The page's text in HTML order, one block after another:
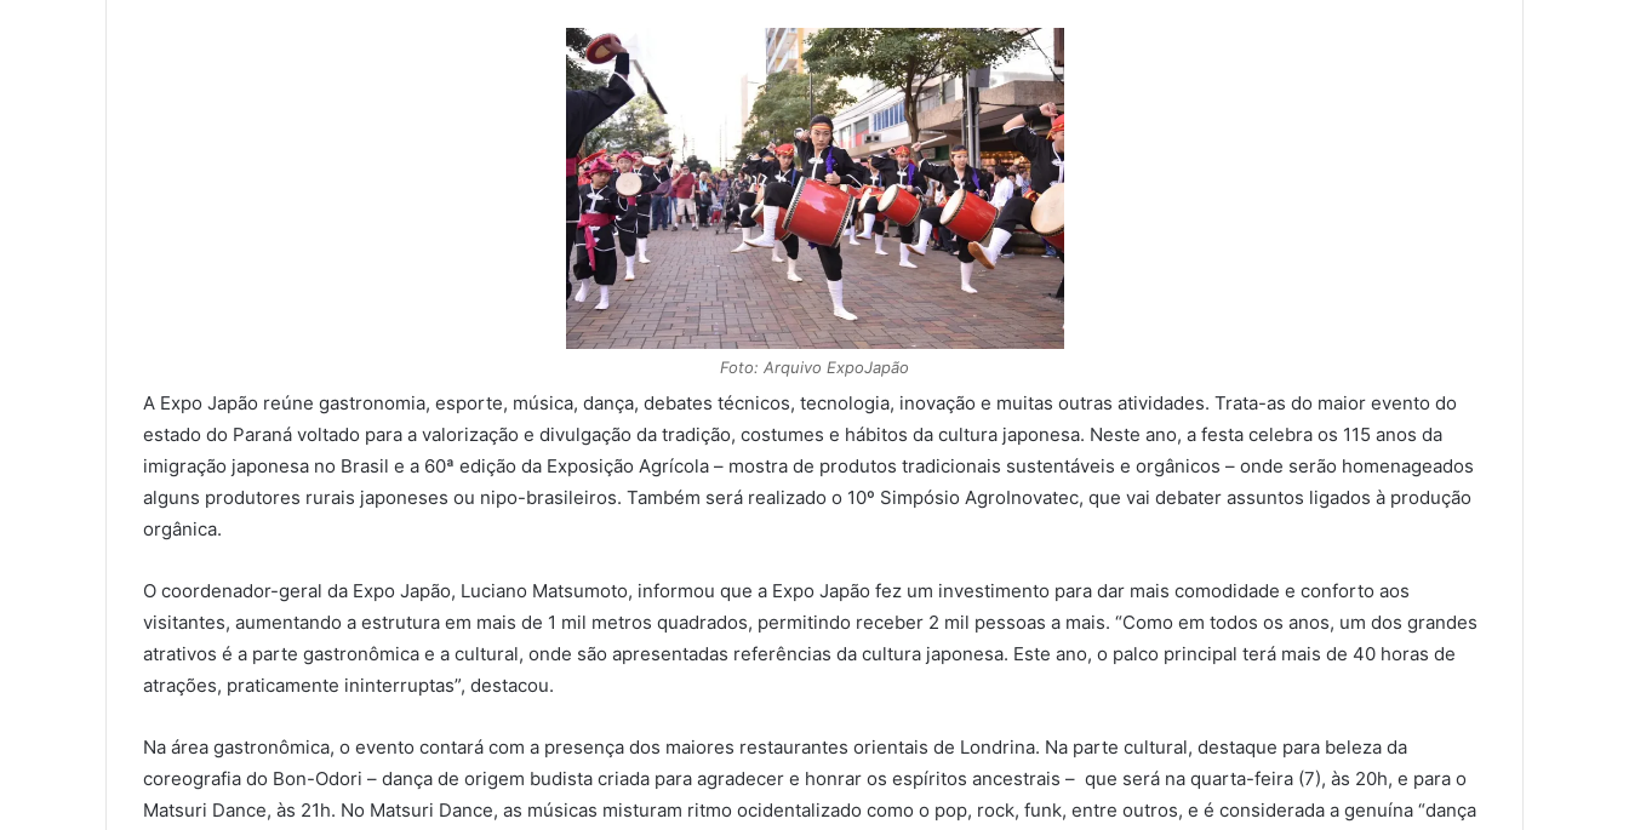
Foto: Arquivo ExpoJapão
A Expo Japão reúne gastronomia, esporte, música, dança, debates técnicos, tecnologia, inovação e muitas outras atividades. Trata-as do maior evento do
estado do Paraná voltado para a valorização e divulgação da tradição, costumes e hábitos da cultura japonesa. Neste ano, a festa celebra os 115 anos da
imigração japonesa no Brasil e a 60ª edição da Exposição Agrícola – mostra de produtos tradicionais sustentáveis e orgânicos – onde serão homenageados
alguns produtores rurais japoneses ou nipo-brasileiros. Também será realizado o 10º Simpósio AgroInovatec, que vai debater assuntos ligados à produção
orgânica.
O coordenador-geral da Expo Japão, Luciano Matsumoto, informou que a Expo Japão fez um investimento para dar mais comodidade e conforto aos
visitantes, aumentando a estrutura em mais de 1 mil metros quadrados, permitindo receber 2 mil pessoas a mais. “Como em todos os anos, um dos grandes
atrativos é a parte gastronômica e a cultural, onde são apresentadas referências da cultura japonesa. Este ano, o palco principal terá mais de 40 horas de
atrações, praticamente ininterruptas”, destacou.
Na área gastronômica, o evento contará com a presença dos maiores restaurantes orientais de Londrina. Na parte cultural, destaque para beleza da
coreografia do Bon-Odori – dança de origem budista criada para agradecer e honrar os espíritos ancestrais – que será na quarta-feira (7), às 20h, e para o
Matsuri Dance, às 21h. No Matsuri Dance, as músicas misturam ritmo ocidentalizado como o pop, rock, funk, entre outros, e é considerada a genuína “dança